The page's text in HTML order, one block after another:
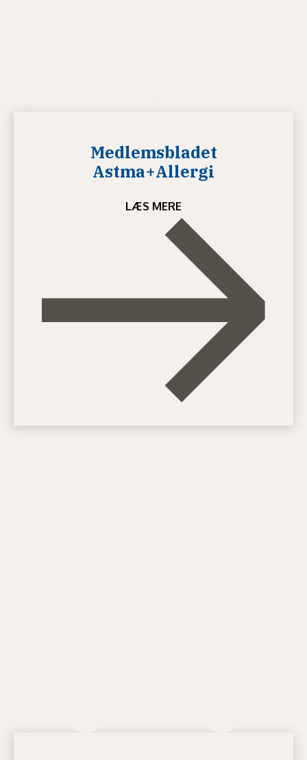
Medlemsbladet
Astma+Allergi
LÆS MERE